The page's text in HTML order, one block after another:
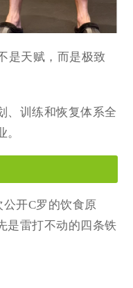
是天赋，而是极致
、训练和恢复体系全
开C罗的饮食原
是雷打不动的四条铁